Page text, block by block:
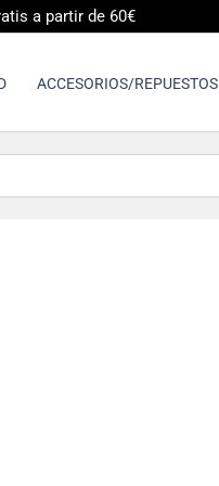
a partir de 60€
ACCESORIOS/REPUESTOS